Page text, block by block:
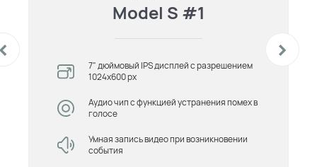
Model S #1
7" дюймовый IPS дисплей с разрешением
1024х600 px
Аудио чип с функцией устранения помех в
голосе
Умная запись видео при возникновении
события